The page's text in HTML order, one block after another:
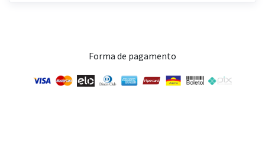
Forma de pagamento